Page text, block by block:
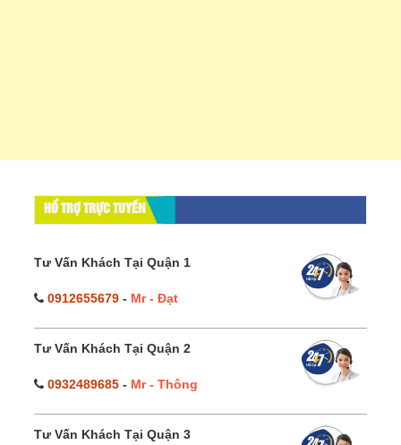
HỔ TRỢ TRỰC TUYẾN
Tư Vấn Khách Tại Quận 1
0912655679 - Mr - Đạt
Tư Vấn Khách Tại Quận 2
0932489685 - Mr - Thông
Tư Vấn Khách Tại Quận 3